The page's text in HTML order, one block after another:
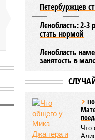
Петербуржцев
Ленобласть: 2-3
стать нормой
Ленобласть
занятость в
Что